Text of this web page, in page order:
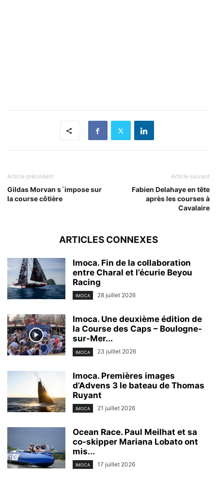
Article précédent
Gildas Morvan s´impose sur
la course côtière
Article suivant
Fabien Delahaye en tête
après les courses à
Cavalaire
ARTICLES CONNEXES
Imoca. Fin de la collaboration
entre Charal et l’écurie Beyou
Racing
IMOCA 28 juillet 2026
Imoca. Une deuxième édition de
la Course des Caps – Boulogne-
sur-Mer...
IMOCA 23 juillet 2026
Imoca. Premières images
d’Advens 3 le bateau de Thomas
Ruyant
IMOCA 21 juillet 2026
Ocean Race. Paul Meilhat et sa
co-skipper Mariana Lobato ont
mis...
IMOCA 17 juillet 2026